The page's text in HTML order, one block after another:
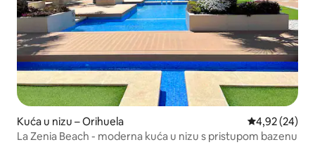
Kuća u nizu – Orihuela Prosječna
4,92 (24)
La Zenia Beach - moderna kuća u nizu s pristupom bazenu